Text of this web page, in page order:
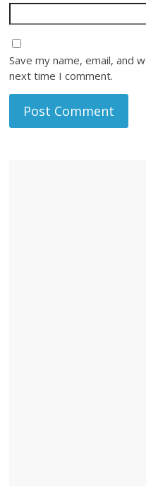
Save my name, email, and
next time I comment.